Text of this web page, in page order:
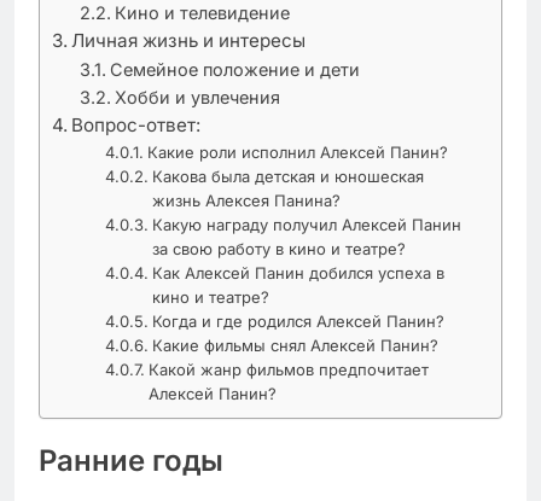
Кино и телевидение
Личная жизнь и интересы
Семейное положение и дети
Хобби и увлечения
Вопрос-ответ:
Какие роли исполнил Алексей Панин?
Какова была детская и юношеская
жизнь Алексея Панина?
Какую награду получил Алексей Панин
за свою работу в кино и театре?
Как Алексей Панин добился успеха в
кино и театре?
Когда и где родился Алексей Панин?
Какие фильмы снял Алексей Панин?
Какой жанр фильмов предпочитает
Алексей Панин?
Ранние годы